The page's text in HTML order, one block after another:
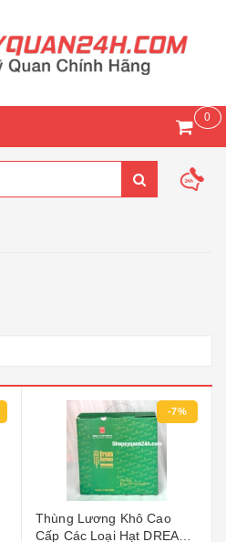
0
-7%
Thùng Lương Khô Cao
Cấp Các Loại Hạt DREAM